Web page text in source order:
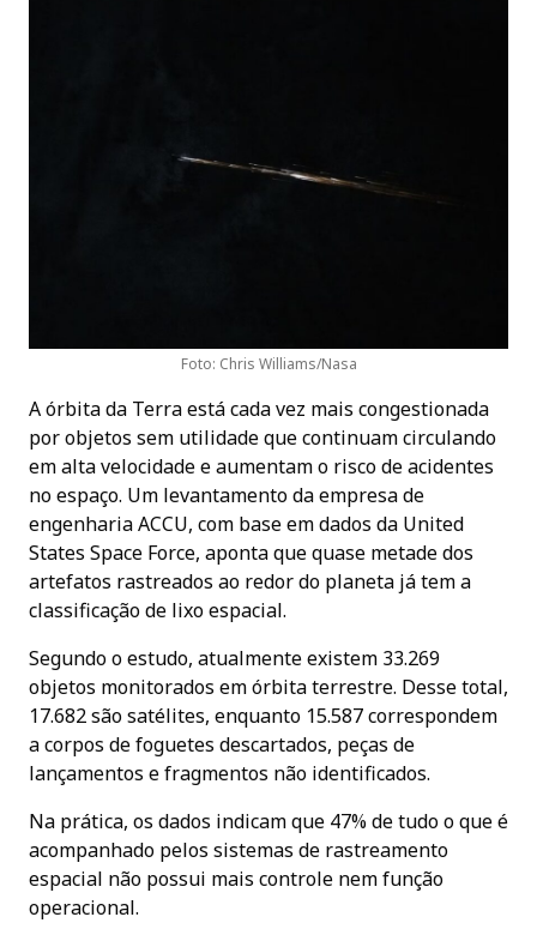
Foto: Chris Williams/Nasa
A órbita da Terra está cada vez mais congestionada
por objetos sem utilidade que continuam circulando
em alta velocidade e aumentam o risco de acidentes
no espaço. Um levantamento da empresa de
engenharia ACCU, com base em dados da United
States Space Force, aponta que quase metade dos
artefatos rastreados ao redor do planeta já tem a
classificação de lixo espacial.
Segundo o estudo, atualmente existem 33.269
objetos monitorados em órbita terrestre. Desse total,
17.682 são satélites, enquanto 15.587 correspondem
a corpos de foguetes descartados, peças de
lançamentos e fragmentos não identificados.
Na prática, os dados indicam que 47% de tudo o que é
acompanhado pelos sistemas de rastreamento
espacial não possui mais controle nem função
operacional.